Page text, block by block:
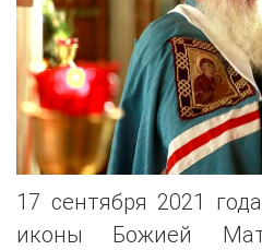
17 сентября 2021
иконы Божией